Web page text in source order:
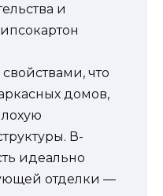
и
что
домов,
В-
идеально
отделки —